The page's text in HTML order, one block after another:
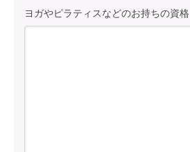
ヨガやピラティスなどのお持ちの資格